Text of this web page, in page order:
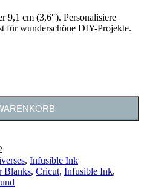
9,1 cm (3,6″). Personalisiere
für wunderschöne DIY-Projekte.
, Infusible Ink
Blanks, Cricut, Infusible Ink,